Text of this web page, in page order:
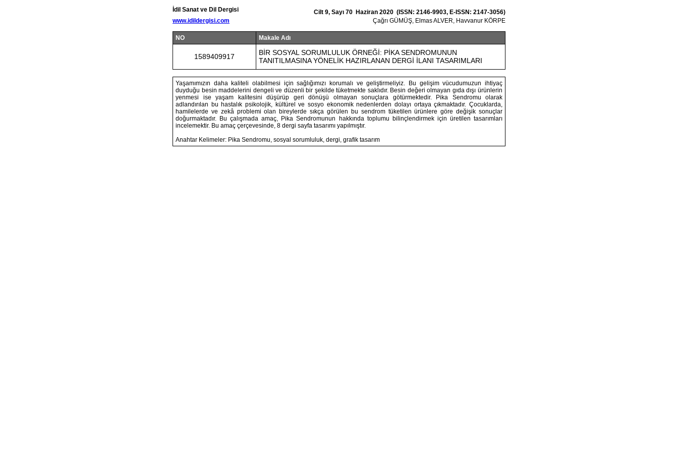
İdil Sanat ve Dil Dergisi
www.idildergisi.com
Cilt 9, Sayı 70 Haziran 2020 (ISSN: 2146-9903, E-ISSN: 2147-3056)
Çağrı GÜMÜŞ, Elmas ALVER, Havvanur KÖRPE
NO Makale Adı
1589409917
BİR SOSYAL SORUMLULUK ÖRNEĞİ: PİKA SENDROMUNUN
TANITILMASINA YÖNELİK HAZIRLANAN DERGİ İLANI TASARIMLARI
Yaşamımızın daha kaliteli olabilmesi için sağlığımızı korumalı ve geliştirmeliyiz. Bu gelişim vücudumuzun ihtiyaç
duyduğu besin maddelerini dengeli ve düzenli bir şekilde tüketmekte saklıdır. Besin değeri olmayan gıda dışı ürünlerin
yenmesi ise yaşam kalitesini düşürüp geri dönüşü olmayan sonuçlara götürmektedir. Pika Sendromu olarak
adlandırılan bu hastalık psikolojik, kültürel ve sosyo ekonomik nedenlerden dolayı ortaya çıkmaktadır. Çocuklarda,
hamilelerde ve zekâ problemi olan bireylerde sıkça görülen bu sendrom tüketilen ürünlere göre değişik sonuçlar
doğurmaktadır. Bu çalışmada amaç, Pika Sendromunun hakkında toplumu bilinçlendirmek için üretilen tasarımları
incelemektir. Bu amaç çerçevesinde, 8 dergi sayfa tasarımı yapılmıştır.
Anahtar Kelimeler: Pika Sendromu, sosyal sorumluluk, dergi, grafik tasarım